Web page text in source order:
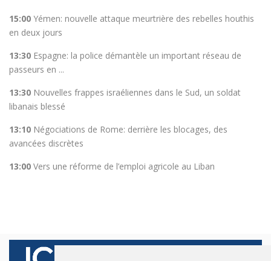
15:00 Yémen: nouvelle attaque meurtrière des rebelles houthis
en deux jours
13:30 Espagne: la police démantèle un important réseau de
passeurs en ...
13:30 Nouvelles frappes israéliennes dans le Sud, un soldat
libanais blessé
13:10 Négociations de Rome: derrière les blocages, des
avancées discrètes
13:00 Vers une réforme de l’emploi agricole au Liban